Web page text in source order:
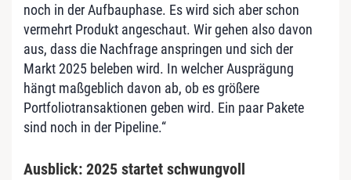
noch in der Aufbauphase. Es wird sich aber schon
vermehrt Produkt angeschaut. Wir gehen also davon
aus, dass die Nachfrage anspringen und sich der
Markt 2025 beleben wird. In welcher Ausprägung
hängt maßgeblich davon ab, ob es größere
Portfoliotransaktionen geben wird. Ein paar Pakete
sind noch in der Pipeline.“
Ausblick: 2025 startet schwungvoll